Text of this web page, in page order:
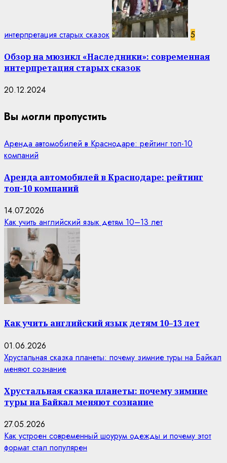
интерпретация старых сказок 5
Обзор на мюзикл «Наследники»: современная
интерпретация старых сказок
20.12.2024
Вы могли пропустить
Аренда автомобилей в Краснодаре: рейтинг топ-10
компаний
Аренда автомобилей в Краснодаре: рейтинг
топ-10 компаний
14.07.2026
Как учить английский язык детям 10–13 лет
Как учить английский язык детям 10–13 лет
01.06.2026
Хрустальная сказка планеты: почему зимние туры на Байкал
меняют сознание
Хрустальная сказка планеты: почему зимние
туры на Байкал меняют сознание
27.05.2026
Как устроен современный шоурум одежды и почему этот
формат стал популярен